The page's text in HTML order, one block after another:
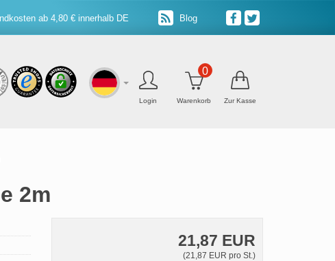
ab 4,80 € innerhalb DE Blog
Login Warenkorb
0
Zur Kasse
2m
21,87 EUR
(21,87 EUR pro St.)